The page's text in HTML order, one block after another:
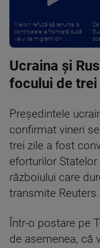
Meloni refuză să renunțe la
controalele la frontieră după
valul de migranți din ...
Ca
Ucraina și
focului de trei
Preşedintele
confirmat vineri
trei zile a fost
eforturilor
războiului care
transmite Reuters.
Într-o postare pe
de asemenea, că